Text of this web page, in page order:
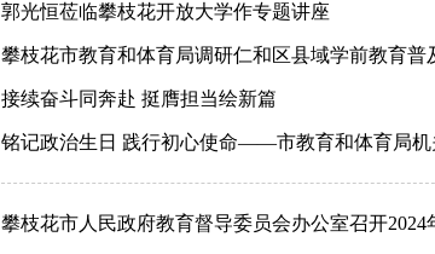
郭光恒莅临攀枝花开放大学作专题讲座
攀枝花市教育和体育局调研仁和区县域学前教育普
接续奋斗同奔赴 挺膺担当绘新篇
铭记政治生日 践行初心使命——市教育和体育局机
攀枝花市人民政府教育督导委员会办公室召开